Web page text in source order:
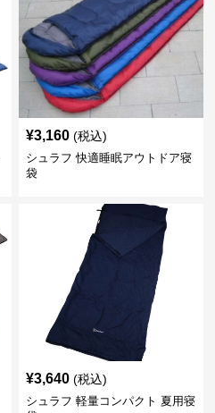
¥3,160 (税込)
シュラフ 快適睡眠アウトドア寝
袋
¥3,640 (税込)
シュラフ 軽量コンパクト 夏用寝